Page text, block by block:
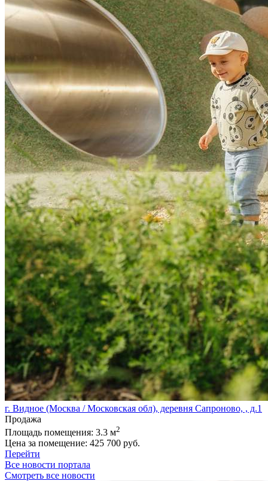
г. Видное (Москва / Московская обл), деревня Сапроново, , д.1
Продажа
Площадь помещения: 3.3 м2
Цена за помещение: 425 700 руб.
Перейти
Все новости портала
Смотреть все новости